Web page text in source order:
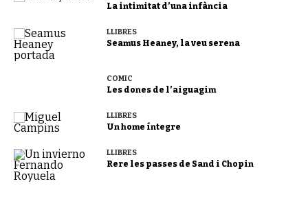
La intimitat d’una infància
LLIBRES
Seamus Heaney, la veu serena
CÒMIC
Les dones de l’aiguagim
LLIBRES
Un home íntegre
LLIBRES
Rere les passes de Sand i Chopin